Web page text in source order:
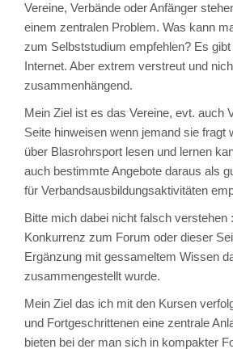
Vereine, Verbände oder Anfänger
einem zentralen Problem. Was kann
zum Selbststudium empfehlen? Es
Internet. Aber extrem verstreut und
zusammenhängend.
Mein Ziel ist es das Vereine, evt. auch
Seite hinweisen wenn jemand sie fragt
über Blasrohrsport lesen und lernen
auch bestimmte Angebote daraus als
für Verbandsausbildungsaktivitäten
Bitte mich dabei nicht falsch verstehen
Konkurrenz zum Forum oder dieser
Ergänzung mit gessameltem Wissen
zusammengestellt wurde.
Mein Ziel das ich mit den Kursen
und Fortgeschrittenen eine zentrale
bieten bei der man sich in kompakter